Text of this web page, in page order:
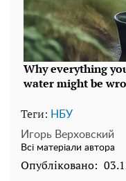
Теги: НБУ
Игорь Верховский
Всі матеріали автора
Опубліковано: